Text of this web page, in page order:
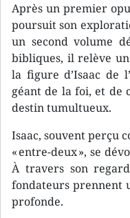
Après un premier
poursuit son
un second volume
bibliques, il relève
la figure d’Isaac de
géant de la foi, et de
destin tumultueux.
Isaac, souvent perçu
« entre-deux », se
À travers son
fondateurs prennent
profonde.